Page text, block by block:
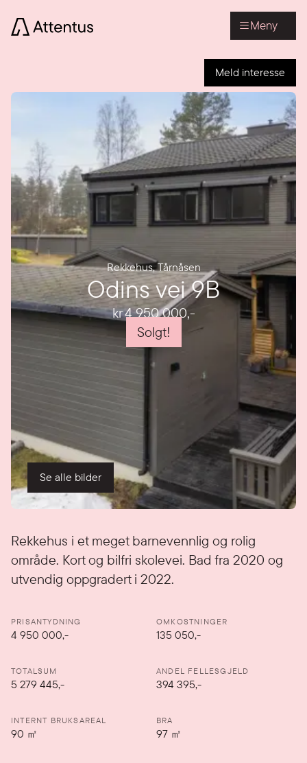
Meny
Meld interesse
Rekkehus,Tårnåsen
Odins vei 9B
kr 4 950 000,-
Solgt!
Se alle bilder
Rekkehus i et meget barnevennlig og rolig
område. Kort og bilfri skolevei. Bad fra 2020 og
utvendig oppgradert i 2022.
Detaljer
PRISANTYDNING
4 950 000,-
OMKOSTNINGER
135 050,-
TOTALSUM
5 279 445,-
ANDEL FELLESGJELD
394 395,-
INTERNT BRUKSAREAL
90 ㎡
BRA
97 ㎡